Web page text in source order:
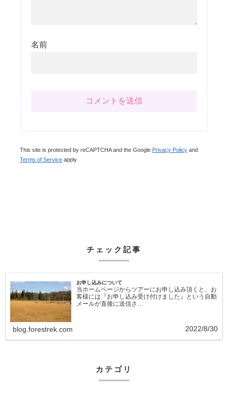
名前
This site is protected by reCAPTCHA and the Google Privacy Policy and
Terms of Service apply.
チェック記事
お申し込みについて
当ホームページからツアーにお申し込み頂くと、お
客様には『お申し込み受け付けました』という自動
メールが直後に送信さ…
blog.forestrek.com 2022/8/30
カテゴリ